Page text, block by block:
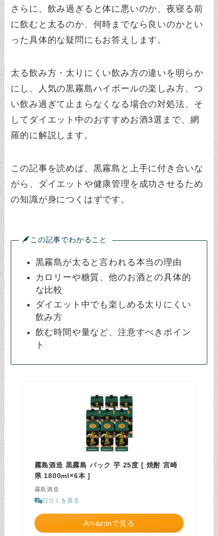
さらに、飲み過ぎると体に悪いのか、夜寝る前
に飲むと太るのか、何時までなら良いのかとい
った具体的な疑問にもお答えします。
太る飲み方・太りにくい飲み方の違いを明らか
にし、人気の黒霧島ハイボールの楽しみ方、つ
い飲み過ぎて止まらなくなる場合の対処法、そ
してダイエット中のおすすめお酒3選まで、網
羅的に解説します。
この記事を読めば、黒霧島と上手に付き合いな
がら、ダイエットや健康管理を成功させるため
の知識が身につくはずです。
この記事でわかること
黒霧島が太ると言われる本当の理由
カロリーや糖質、他のお酒との具体的
な比較
ダイエット中でも楽しめる太りにくい
飲み方
飲む時間や量など、注意すべきポイン
ト
霧島酒造 黒霧島 パック 芋 25度 [ 焼酎 宮崎
県 1800ml×6本 ]
霧島酒造
口コミを見る
Amazonで見る